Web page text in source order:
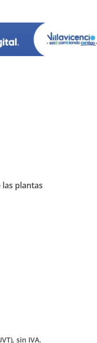
plantas
sin IVA.